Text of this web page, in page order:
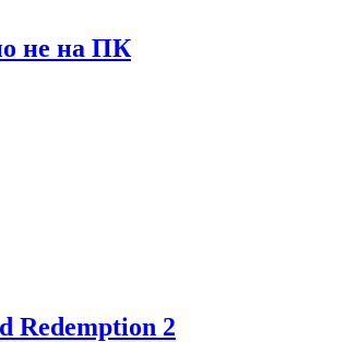
не на ПК
Redemption 2